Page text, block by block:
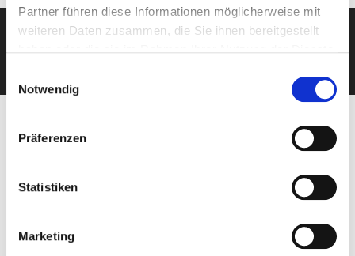
Partner führen diese Informationen möglicherweise mit
weiteren Daten zusammen, die Sie ihnen bereitgestellt
Notwendig
Präferenzen
Statistiken
Marketing
Ihre Ansprechpartner